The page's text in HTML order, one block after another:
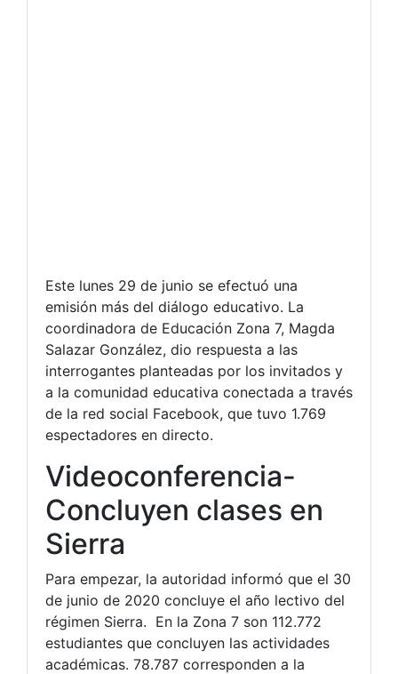
Este lunes 29 de junio se efectuó una
emisión más del diálogo educativo. La
coordinadora de Educación Zona 7, Magda
Salazar González, dio respuesta a las
interrogantes planteadas por los invitados y
a la comunidad educativa conectada a través
de la red social Facebook, que tuvo 1.769
espectadores en directo.
Videoconferencia-
Concluyen clases en
Sierra
Para empezar, la autoridad informó que el 30
de junio de 2020 concluye el año lectivo del
régimen Sierra. En la Zona 7 son 112.772
estudiantes que concluyen las actividades
académicas. 78.787 corresponden a la